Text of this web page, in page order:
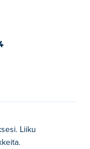
vapauta
vasemmalle
tarvikkeisiin ja
jokaisen
Liiku